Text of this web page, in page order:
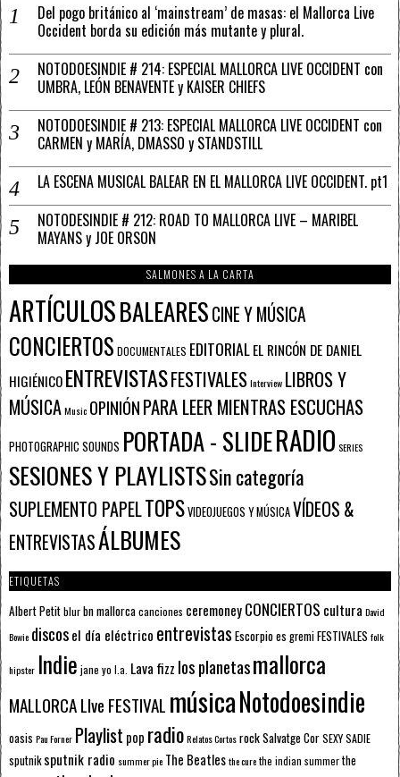
Del pogo británico al ‘mainstream’ de masas: el Mallorca Live
Occident borda su edición más mutante y plural.
NOTODOESINDIE # 214: ESPECIAL MALLORCA LIVE OCCIDENT con
UMBRA, LEÓN BENAVENTE y KAISER CHIEFS
NOTODOESINDIE # 213: ESPECIAL MALLORCA LIVE OCCIDENT con
CARMEN y MARÍA, DMASSO y STANDSTILL
LA ESCENA MUSICAL BALEAR EN EL MALLORCA LIVE OCCIDENT. pt1
NOTODESINDIE # 212: ROAD TO MALLORCA LIVE – MARIBEL
MAYANS y JOE ORSON
SALMONES A LA CARTA
ARTÍCULOSBALEARESCINE Y MÚSICA
CONCIERTOS DOCUMENTALES EDITORIALEL RINCÓN DE DANIEL
HIGIÉNICOENTREVISTASFESTIVALESInterview LIBROS Y
MÚSICAMusic OPINIÓNPARA LEER MIENTRAS ESCUCHAS
PHOTOGRAPHIC SOUNDS PORTADA - SLIDERADIO SERIES
SESIONES Y PLAYLISTSSin categoría
SUPLEMENTO PAPELTOPSVIDEOJUEGOS Y MÚSICAVÍDEOS &
ENTREVISTASÁLBUMES
ETIQUETAS
Albert Petitblurbn mallorcacanciones ceremoneyCONCIERTOS cultura David
Bowie discosel día eléctrico entrevistas Escorpioes gremiFESTIVALES folk
hipster Indie jane yo l.a. Lava fizz los planetasmallorca
MALLORCA LIve FESTIVAL músicaNotodoesindie
oasis Pau Forner Playlist pop radioRelatos CortosrockSalvatge CorSEXY SADIE
sputnik sputnik radio summer pie The Beatlesthe curethe indian summerthe